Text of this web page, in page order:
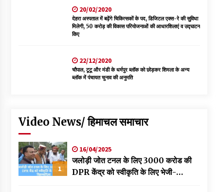
20/02/2020
देहरा अस्पताल में बढ़ेंगे चिकित्सकों के पद, डिजिटल एक्स-रे की सुविधा
मिलेगी, 50 करोड़ की विकास परियोजनाओं की आधारशिलाएं व उद्घाटन
किए
22/12/2020
चौपाल, टूटू और मंडी के धर्मपुर ब्लॉक को छोड़कर शिमला के अन्य
ब्लॉक में पंचायत चुनाव की अनुमति
Video News/ हिमाचल समाचार
1
16/04/2025
जलोड़ी जोत टनल के लिए 3000 करोड की
DPR केंद्र को स्वीकृति के लिए भेजी-